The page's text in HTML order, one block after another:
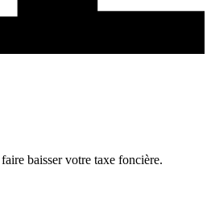
baisser votre taxe foncière.